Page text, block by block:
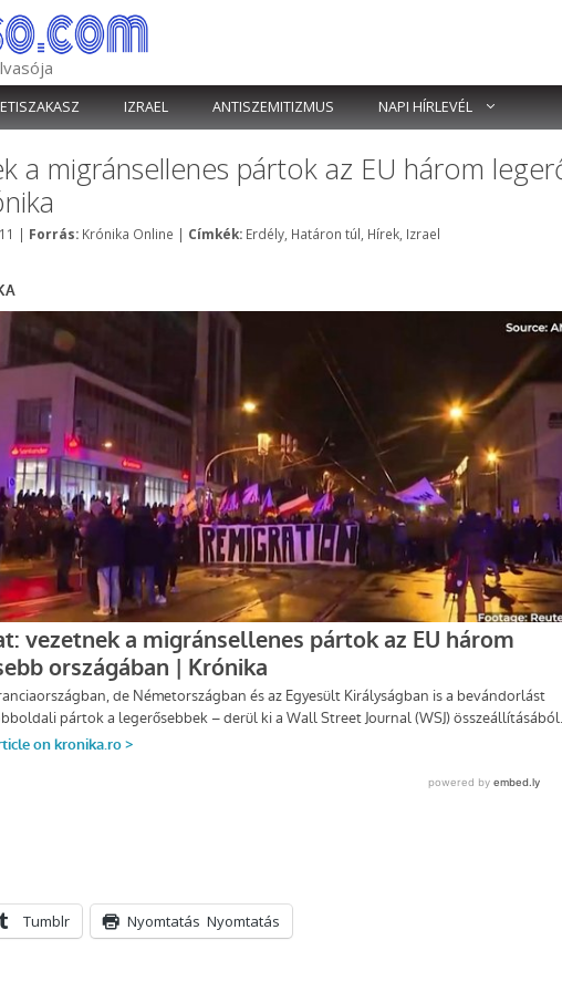
IZRAEL ANTISZEMITIZMUS NAPI HÍRLEVÉL
a migránsellenes pártok az EU három
| Forrás: Kategória
Krónika Online | Címkék: Címkék
Erdély Határon túl Hírek Izrael
Tumblr Nyomtatás Nyomtatás